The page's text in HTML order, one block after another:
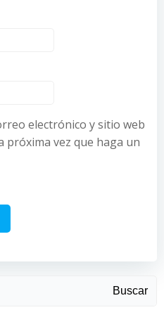
electrónico y sitio web
próxima vez que haga un
Buscar